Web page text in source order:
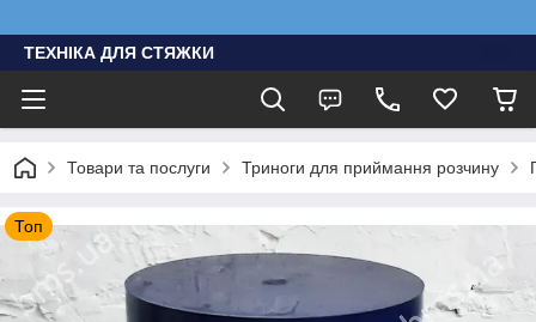
ТЕХНІКА ДЛЯ СТЯЖКИ
Товари та послуги Триноги для приймання розчину
Топ